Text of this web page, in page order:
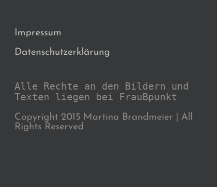
Impressum
Datenschutzerklärung
Alle Rechte an den Bildern und
Texten liegen bei FrauBpunkt
Copyright 2015 Martina Brandmeier | All
Rights Reserved